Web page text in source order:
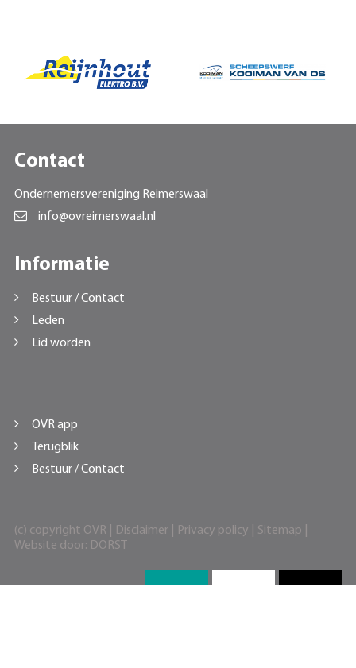
Contact
Ondernemersvereniging Reimerswaal
info@ovreimerswaal.nl
Informatie
Bestuur / Contact
Leden
Lid worden
OVR app
Terugblik
Bestuur / Contact
(c) copyright OVR | Disclaimer| Privacy policy Sitemap
Website door: DORST